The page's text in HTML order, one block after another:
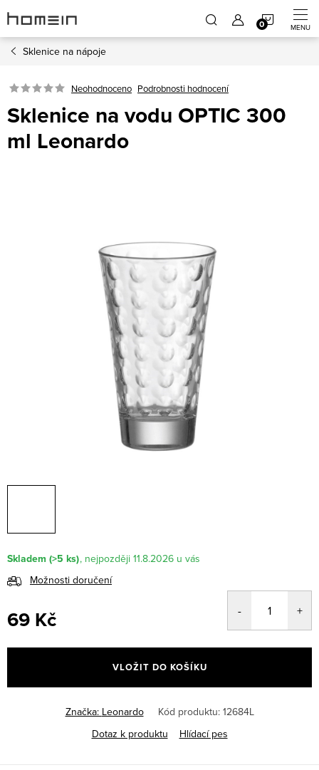
na
obsah
Sklenice na nápoje
Neohodnoceno Podrobnosti hodnocení
Sklenice na vodu OPTIC 300
ml Leonardo
Skladem (>5 ks)
11.8.2026
Možnosti doručení
69 Kč
cena:
VLOŽIT DO KOŠÍKU
Značka: Leonardo Kód produktu: 12684L
Dotaz k produktu
Hlídací pes